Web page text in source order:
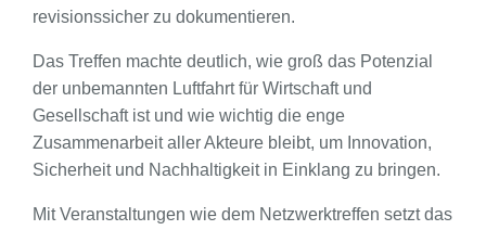
revisionssicher zu dokumentieren.
Das Treffen machte deutlich, wie groß das Potenzial
der unbemannten Luftfahrt für Wirtschaft und
Gesellschaft ist und wie wichtig die enge
Zusammenarbeit aller Akteure bleibt, um Innovation,
Sicherheit und Nachhaltigkeit in Einklang zu bringen.
Mit Veranstaltungen wie dem Netzwerktreffen setzt das